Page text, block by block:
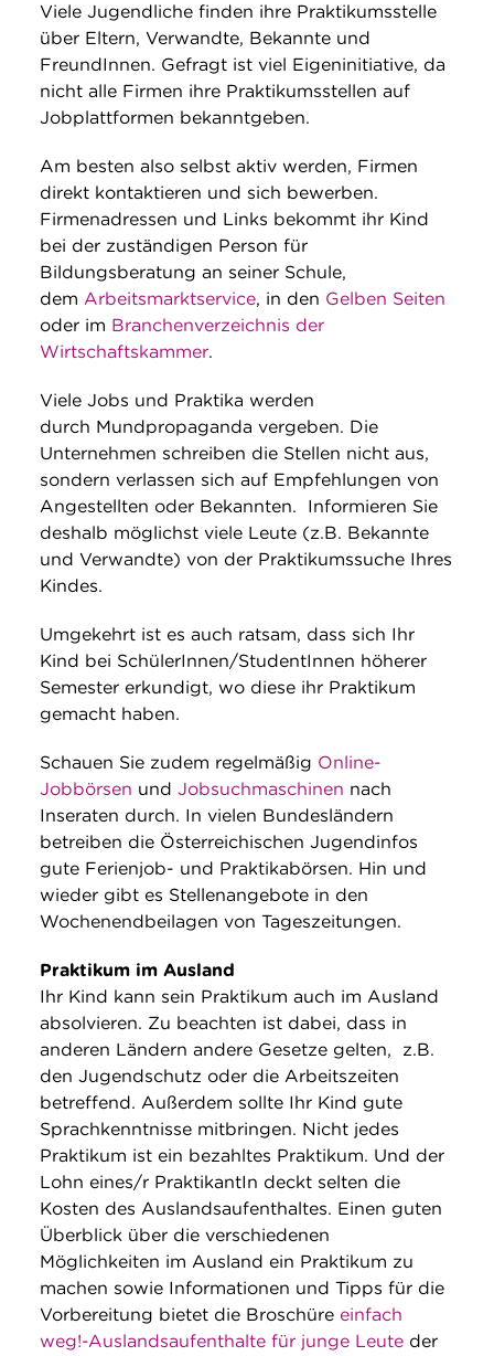
Viele Jugendliche finden ihre Praktikumsstelle
über Eltern, Verwandte, Bekannte und
FreundInnen. Gefragt ist viel Eigeninitiative, da
nicht alle Firmen ihre Praktikumsstellen auf
Jobplattformen bekanntgeben.
Am besten also selbst aktiv werden, Firmen
direkt kontaktieren und sich bewerben.
Firmenadressen und Links bekommt ihr Kind
bei der zuständigen Person für
Bildungsberatung an seiner Schule,
dem Arbeitsmarktservice, in den Gelben Seiten
oder im Branchenverzeichnis der
Wirtschaftskammer.
Viele Jobs und Praktika werden
durch Mundpropaganda vergeben. Die
Unternehmen schreiben die Stellen nicht aus,
sondern verlassen sich auf Empfehlungen von
Angestellten oder Bekannten. Informieren Sie
deshalb möglichst viele Leute (z.B. Bekannte
und Verwandte) von der Praktikumssuche Ihres
Kindes.
Umgekehrt ist es auch ratsam, dass sich Ihr
Kind bei SchülerInnen/StudentInnen höherer
Semester erkundigt, wo diese ihr Praktikum
gemacht haben.
Schauen Sie zudem regelmäßig Online-
Jobbörsen und Jobsuchmaschinen nach
Inseraten durch. In vielen Bundesländern
betreiben die Österreichischen Jugendinfos
gute Ferienjob- und Praktikabörsen. Hin und
wieder gibt es Stellenangebote in den
Wochenendbeilagen von Tageszeitungen.
Praktikum im Ausland
Ihr Kind kann sein Praktikum auch im Ausland
absolvieren. Zu beachten ist dabei, dass in
anderen Ländern andere Gesetze gelten, z.B.
den Jugendschutz oder die Arbeitszeiten
betreffend. Außerdem sollte Ihr Kind gute
Sprachkenntnisse mitbringen. Nicht jedes
Praktikum ist ein bezahltes Praktikum. Und der
Lohn eines/r PraktikantIn deckt selten die
Kosten des Auslandsaufenthaltes. Einen guten
Überblick über die verschiedenen
Möglichkeiten im Ausland ein Praktikum zu
machen sowie Informationen und Tipps für die
Vorbereitung bietet die Broschüre einfach
weg!-Auslandsaufenthalte für junge Leute der